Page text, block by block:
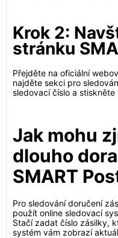
Krok 2:
stránku
Přejděte na oficiální
najděte sekci pro
sledovací číslo a
Jak mohu
dlouho
SMART
Pro sledování doručení
použít online sledovací
Stačí zadat číslo zásilky,
systém vám zobrazí